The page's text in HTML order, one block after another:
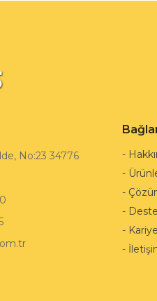
No:23 34776
-
-
-
-
-
-